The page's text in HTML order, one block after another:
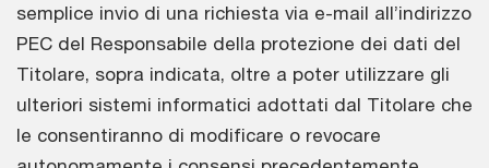
semplice invio di una richiesta via e-mail all’indirizzo
PEC del Responsabile della protezione dei dati del
Titolare, sopra indicata, oltre a poter utilizzare gli
ulteriori sistemi informatici adottati dal Titolare che
le consentiranno di modificare o revocare